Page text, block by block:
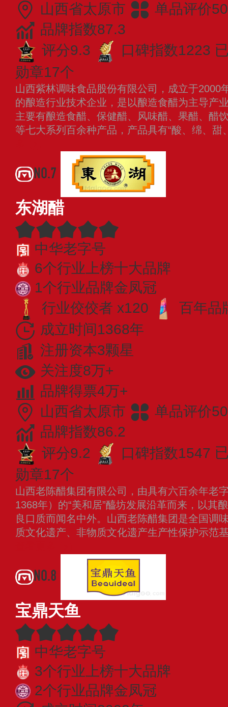
山西省太原市
单品评价
品牌指数87.3
评分9.3
口碑指数1223
勋章17个
山西紫林调味食品股份有限公司，成立于2000
的酿造行业技术企业，是以酿造食醋为主导产
主要有酿造食醋、保健醋、风味醋、果醋、醋
等七大系列百余种产品，产品具有“酸、绵、
NO.7
东湖醋
中华老字号
6个行业上榜十大品牌
1个行业品牌金凤冠
行业佼佼者 x120
百年品
成立时间1368年
注册资本3颗星
关注度8万+
品牌得票4万+
山西省太原市
单品评价
品牌指数86.2
评分9.2
口碑指数1547
勋章17个
山西老陈醋集团有限公司，由具有六百余年老
1368年）的“美和居”醯坊发展沿革而来，以其
良口质而闻名中外。山西老陈醋集团是全国调
质文化遗产、非物质文化遗产生产性保护示范
NO.8
宝鼎天鱼
中华老字号
3个行业上榜十大品牌
2个行业品牌金凤冠